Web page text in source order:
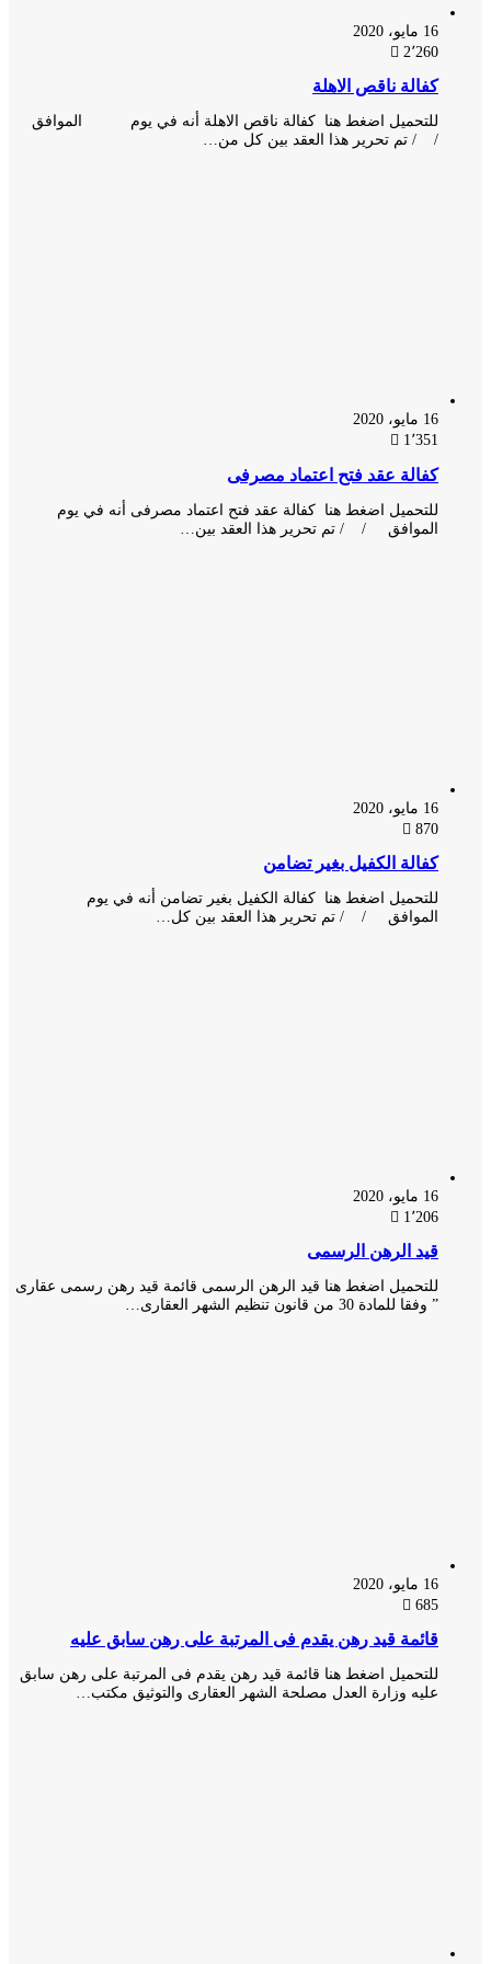
2٬260
كفالة ناقص الاهلة
للتحميل اضغط هنا كفالة ناقص الاهلة أنه في يوم الموافق
/ / تم تحرير هذا العقد بين كل من…
1٬351
كفالة عقد فتح اعتماد مصرفى
للتحميل اضغط هنا كفالة عقد فتح اعتماد مصرفى أنه في يوم
الموافق / / تم تحرير هذا العقد بين…
كفالة الكفيل بغير تضامن
للتحميل اضغط هنا كفالة الكفيل بغير تضامن أنه في يوم
الموافق / / تم تحرير هذا العقد بين كل…
1٬206
قيد الرهن الرسمى
للتحميل اضغط هنا قيد الرهن الرسمى قائمة قيد رهن رسمى عقارى
” وفقا للمادة 30 من قانون تنظيم الشهر العقارى…
قائمة قيد رهن يقدم فى المرتبة على رهن سابق عليه
للتحميل اضغط هنا قائمة قيد رهن يقدم فى المرتبة على رهن سابق
عليه وزارة العدل مصلحة الشهر العقارى والتوثيق مكتب…